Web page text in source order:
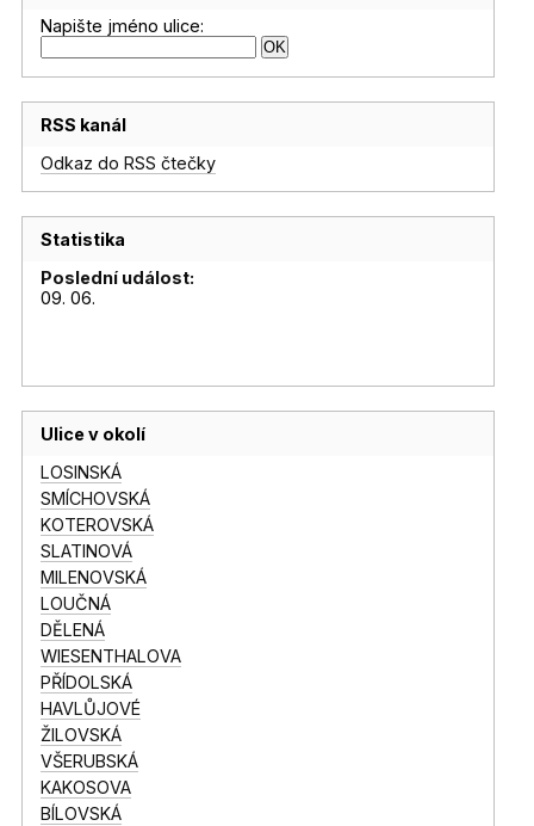
Napište jméno ulice:
RSS kanál
Odkaz do RSS čtečky
Statistika
Poslední událost:
09. 06.
Ulice v okolí
LOSINSKÁ
SMÍCHOVSKÁ
KOTEROVSKÁ
SLATINOVÁ
MILENOVSKÁ
LOUČNÁ
DĚLENÁ
WIESENTHALOVA
PŘÍDOLSKÁ
HAVLŮJOVÉ
ŽILOVSKÁ
VŠERUBSKÁ
KAKOSOVA
BÍLOVSKÁ